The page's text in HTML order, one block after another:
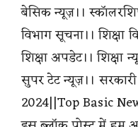
बेसिक न्यूज़।।
विभाग सूचना।। शिक्षा
शिक्षा अपडेट।। शिक्षा
सुपर टेट न्यूज़।।
2024||Top Basic